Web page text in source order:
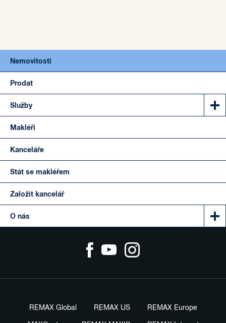
Nemovitosti
Prodat
Služby
Makléři
Kanceláře
Stát se makléřem
Založit kancelář
O nás
REMAX Global REMAX US REMAX Europe